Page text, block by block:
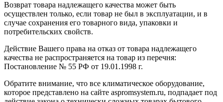
Возврат товара надлежащего качества может быть
осуществлен только, если товар не был в эксплуатации, и в
случае сохранения его товарного вида, упаковки и
потребительских свойств.
Действие Вашего права на отказ от товара надлежащего
качества не распространяется на товар из перечня:
Постановление № 55 РФ от 19.01.1998 г.
Обратите внимание, что все климатическое оборудование,
которое представлено на сайте aspromsystem.ru, подпадает под